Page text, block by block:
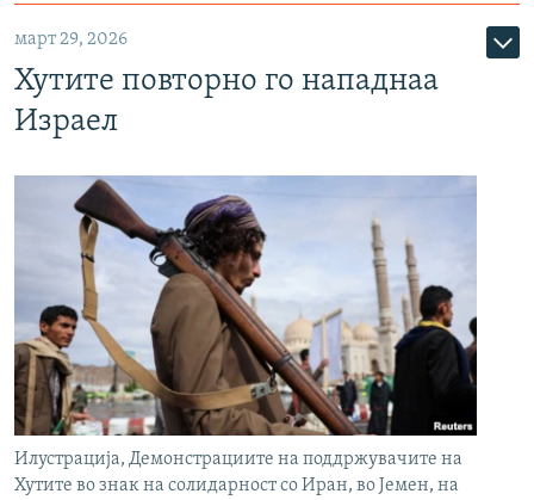
март 29, 2026
Хутите повторно го нападнаа
Израел
Илустрација, Демонстрациите на поддржувачите на
Хутите во знак на солидарност со Иран, во Јемен, на